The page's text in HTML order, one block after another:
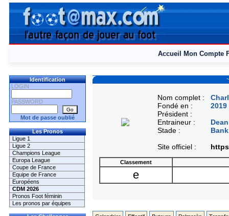
Accueil Mon Compte
Identification
LOGIN
PASSWORD
Mot de passe oublié
Les Pronos
Ligue 1
Ligue 2
Champions League
Europa League
Coupe de France
Equipe de France
Européens
CDM 2026
Pronos Foot féminin
Les pronos par équipes
Nom complet :
Fondé en :
Président :
Entraineur :
Stade :
Site officiel :
2019
Classement
e